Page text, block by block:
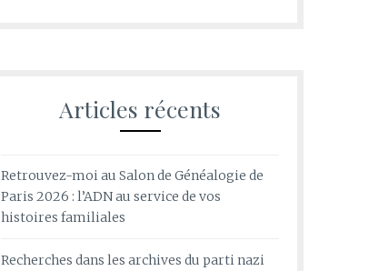
Articles récents
Retrouvez-moi au Salon de Généalogie de
Paris 2026 : l’ADN au service de vos
histoires familiales
Recherches dans les archives du parti nazi